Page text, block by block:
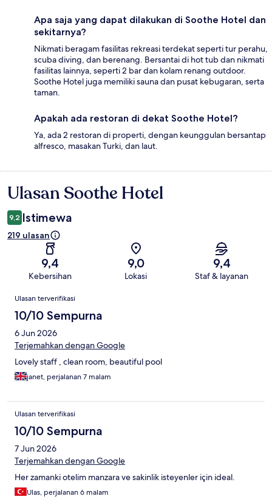
Apa saja yang dapat dilakukan di Soothe Hotel dan
sekitarnya?
Nikmati beragam fasilitas rekreasi terdekat seperti tur perahu,
scuba diving, dan berenang. Bersantai di hot tub dan nikmati
fasilitas lainnya, seperti 2 bar dan kolam renang outdoor.
Soothe Hotel juga memiliki sauna dan pusat kebugaran, serta
taman.
Apakah ada restoran di dekat Soothe Hotel?
Ya, ada 2 restoran di properti, dengan keunggulan bersantap
alfresco, masakan Turki, dan laut.
Ulasan
Ulasan Soothe Hotel
9,2 Istimewa
219 ulasan
9,4
Kebersihan
9,0
Lokasi
9,4
Staf & layanan
Ulasan
Ulasan terverifikasi
10/10 Sempurna
6 Jun 2026
Terjemahkan dengan Google
Lovely staff , clean room, beautiful pool
janet, perjalanan 7 malam
Ulasan terverifikasi
10/10 Sempurna
7 Jun 2026
Terjemahkan dengan Google
Her zamanki otelim manzara ve sakinlik isteyenler için ideal.
Ulas, perjalanan 6 malam